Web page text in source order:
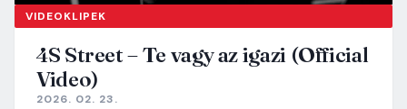
VIDEOKLIPEK
4S Street – Te vagy az igazi (Official
Video)
2026. 02. 23.